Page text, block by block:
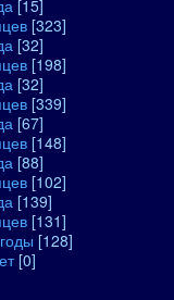
[15]
[323]
[32]
[198]
[32]
[339]
[67]
[148]
[88]
[102]
[139]
[131]
[128]
[0]